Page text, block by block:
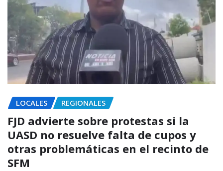
LOCALES REGIONALES
FJD advierte sobre protestas si la
UASD no resuelve falta de cupos y
otras problemáticas en el recinto de
SFM